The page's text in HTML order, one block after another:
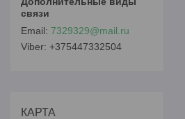
7329329@mail.ru
+375447332504
КАРТА